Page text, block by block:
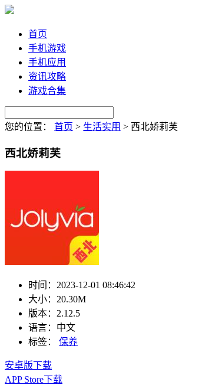
首页
手机游戏
手机应用
资讯攻略
游戏合集
您的位置： 首页 > 生活实用 > 西北娇莉芙
西北娇莉芙
时间： 2023-12-01 08:46:42
大小： 20.30M
版本： 2.12.5
语言： 中文
标签：
保养
安卓版下载
APP Store下载